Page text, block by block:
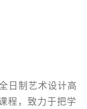
日制艺术设计高
程，致力于把学